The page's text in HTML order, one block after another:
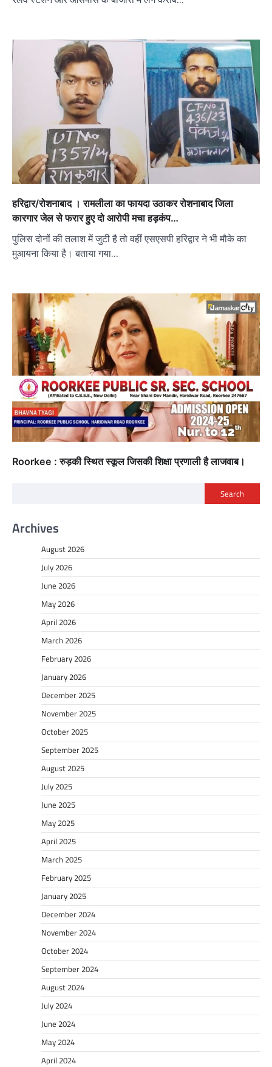
हरिद्वार/रोशनाबाद । रामलीला का फायदा उठाकर रोशनाबाद जिला
कारगार जेल से फरार हुए दो आरोपी मचा हड़कंप…
पुलिस दोनों की तलाश में जुटी है तो वहीं एसएसपी हरिद्वार ने भी मौके का
मुआयना किया है। बताया गया…
Roorkee : रुड़की स्थित स्कूल जिसकी शिक्षा प्रणाली है लाजवाब।
Search
Archives
August 2026
July 2026
June 2026
May 2026
April 2026
March 2026
February 2026
January 2026
December 2025
November 2025
October 2025
September 2025
August 2025
July 2025
June 2025
May 2025
April 2025
March 2025
February 2025
January 2025
December 2024
November 2024
October 2024
September 2024
August 2024
July 2024
June 2024
May 2024
April 2024